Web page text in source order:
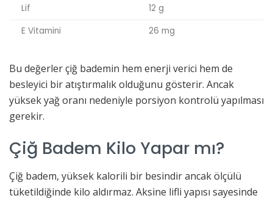
Lif
12 g
E Vitamini
26 mg
Bu değerler çiğ bademin hem enerji verici hem de
besleyici bir atıştırmalık olduğunu gösterir. Ancak
yüksek yağ oranı nedeniyle porsiyon kontrolü yapılması
gerekir.
Çiğ Badem Kilo Yapar mı?
Çiğ badem, yüksek kalorili bir besindir ancak ölçülü
tüketildiğinde kilo aldırmaz. Aksine lifli yapısı sayesinde